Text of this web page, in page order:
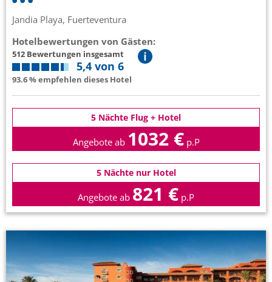
Jandia Playa, Fuerteventura
Hotelbewertungen von Gästen:
512 Bewertungen insgesamt
5,4 von 6
93.6 % empfehlen dieses Hotel
5 Nächte Flug + Hotel
Angebote ab 1032 € p.P
5 Nächte nur Hotel
Angebote ab 821 € p.P